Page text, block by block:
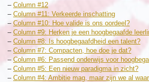
– Column #12
– Column #11: Verkeerde inschatting
– Column #10: Hoe valide is ons oordeel?
– Column #9: Herken je een hoogbegaafde
– Column #8: Is hoogbegaafdheid een talent?
– Column #7: Compacten, hoe doe je dat?
– Column #6: Passend onderwijs voor
– Column #5: Een nieuw paradigma in zicht?
– Column #4: Ambitie mag, maar zijn we al